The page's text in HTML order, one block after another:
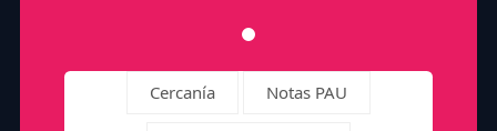
Cercanía Notas PAU